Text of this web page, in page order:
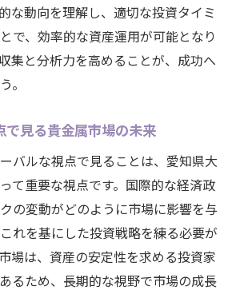
な動向を理解し、適切な投資タイミ
で、効率的な資産運用が可能となり
集と分析力を高めることが、成功へ
。
で見る貴金属市場の未来
バルな視点で見ることは、愛知県大
て重要な視点です。国際的な経済政
の変動がどのように市場に影響を与
れを基にした投資戦略を練る必要が
場は、資産の安定性を求める投資家
るため、長期的な視野で市場の成長